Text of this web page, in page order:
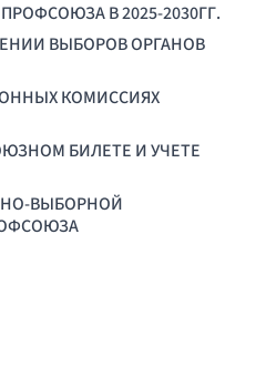
В 2025-2030ГГ.
ВЫБОРОВ ОРГАНОВ
КОМИССИЯХ
БИЛЕТЕ И УЧЕТЕ
ВЫБОРНОЙ